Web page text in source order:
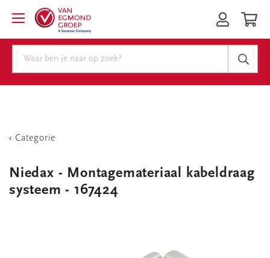
Categorie
Niedax - Montagemateriaal kabeldraag
systeem - 167424